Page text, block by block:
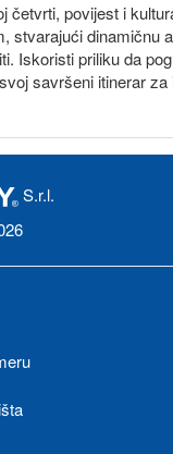
četvrti, povijest i
stvarajući dinamičnu
Iskoristi priliku da
savršeni itinerar
S.r.l.